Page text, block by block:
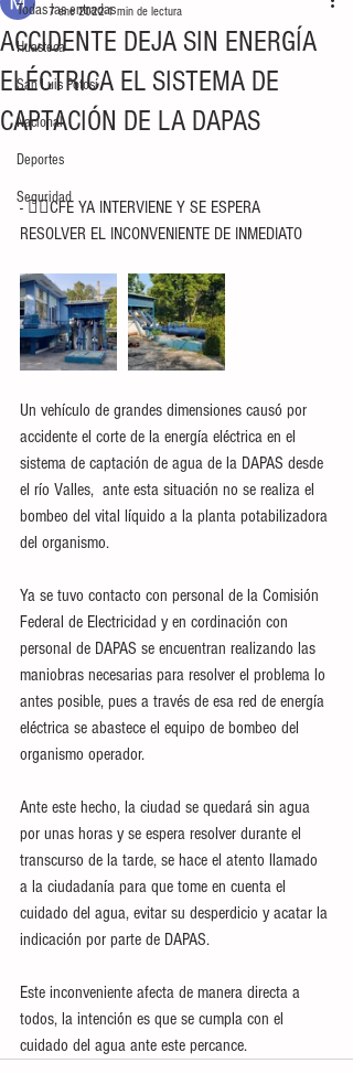
Todas las entradas
Huasteca
San Luis Potosí
Nacional
Deportes
Seguridad
ACCIDENTE DEJA SIN ENERGÍA
ELÉCTRICA EL SISTEMA DE
CAPTACIÓN DE LA DAPAS
7 ene 20221 min de lectura
- 👷‍♂️CFE YA INTERVIENE Y SE ESPERA
RESOLVER EL INCONVENIENTE DE INMEDIATO
Un vehículo de grandes dimensiones causó por
accidente el corte de la energía eléctrica en el
sistema de captación de agua de la DAPAS desde
el río Valles,  ante esta situación no se realiza el
bombeo del vital líquido a la planta potabilizadora
del organismo.
Ya se tuvo contacto con personal de la Comisión
Federal de Electricidad y en cordinación con
personal de DAPAS se encuentran realizando las
maniobras necesarias para resolver el problema lo
antes posible, pues a través de esa red de energía
eléctrica se abastece el equipo de bombeo del
organismo operador.
Ante este hecho, la ciudad se quedará sin agua
por unas horas y se espera resolver durante el
transcurso de la tarde, se hace el atento llamado
a la ciudadanía para que tome en cuenta el
cuidado del agua, evitar su desperdicio y acatar la
indicación por parte de DAPAS.
Este inconveniente afecta de manera directa a
todos, la intención es que se cumpla con el
cuidado del agua ante este percance.